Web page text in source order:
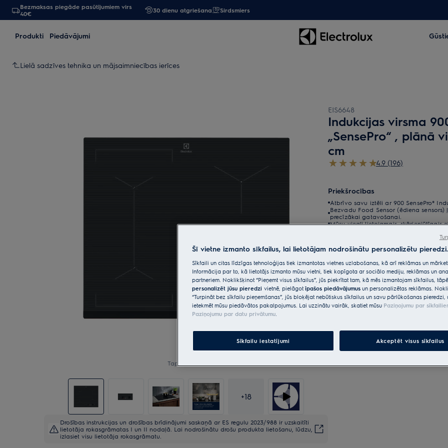
Bezmaksas piegāde pasūtījumiem virs
40€
30 dienu atgriešana Sirdsmiers
Produkti Piedāvājumi
Lielā sadzīves tehnika un mājsaimniecības ierīces
Tap to zoom
+18
Drošības instrukcijas un drošības brīdinājumi saskaņā ar ES regulu 2023/988 ir uzskaitīti
lietotāja rokasgrāmatas I un II nodaļā. Lai nodrošinātu drošu produkta lietošanu, lūdzu,
izlasiet visu lietotāja rokasgrāmatu.
EIS6648
Indukcijas virsma
„SensePro“ , plānā
cm
4.9 (196)
Priekšrocības
Atbrīvo savu iztēli ar 900 SensePro®
Bezvadu Food Sensor (ēdiena
precīzākai gatavošanai.
Mūsu viegli lietojamais, skārienjūtīgais
*Produkta lapas galerijā
paredzēti tikai ilustratīviem
neatspoguļo šo modeli.
Šī vietne izmanto sīkfailus, lai lietotājam nodrošinātu personalizētu pieredzi.
Sīkfaili un citas līdzīgas tehnoloģijas tiek izmantotas vietnes uzlabošanas, kā arī reklāmas un
Informācija par to, kā lietotājs izmanto mūsu vietni, tiek kopīgota ar sociālo mediju, reklāmas un
partneriem. Noklikšķinot “Pieņemt visus sīkfailus”, jūs piekrītat tam, kā mēs izmantojam sīkfailus,
personalizēt jūsu pieredzi vietnē, pielāgot īpašos piedāvājumus un personalizētas reklāmas.
“Turpināt bez sīkfailu pieņemšanas”, jūs bloķējat nebūtiskus sīkfailus un savu pārlūkošanas pieredzi,
ietekmēt mūsu piedāvātos pakalpojumus. Lai uzzinātu vairāk, skatiet mūsu Paziņojumu par
Paziņojumu par datu privātumu.
Sīkfailu iestatījumi Akceptēt visus sīkfailus